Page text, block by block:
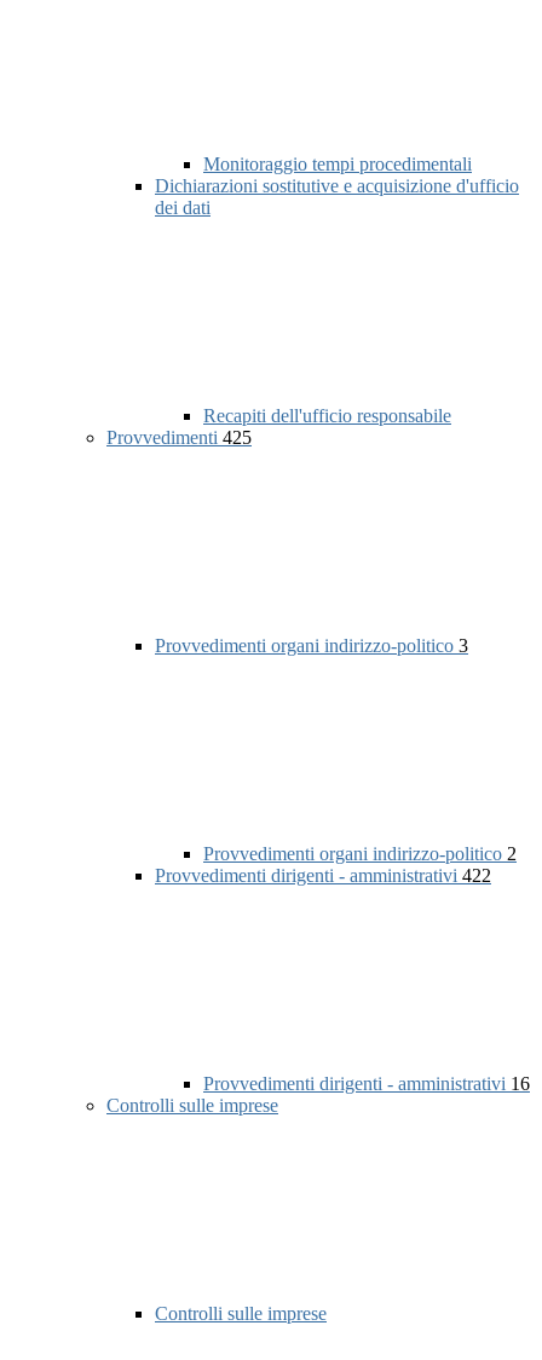
Monitoraggio tempi procedimentali
Dichiarazioni sostitutive e acquisizione d'ufficio
dei dati
Recapiti dell'ufficio responsabile
Provvedimenti 425
Provvedimenti organi indirizzo-politico 3
Provvedimenti organi indirizzo-politico 2
Provvedimenti dirigenti - amministrativi 422
Provvedimenti dirigenti - amministrativi 16
Controlli sulle imprese
Controlli sulle imprese